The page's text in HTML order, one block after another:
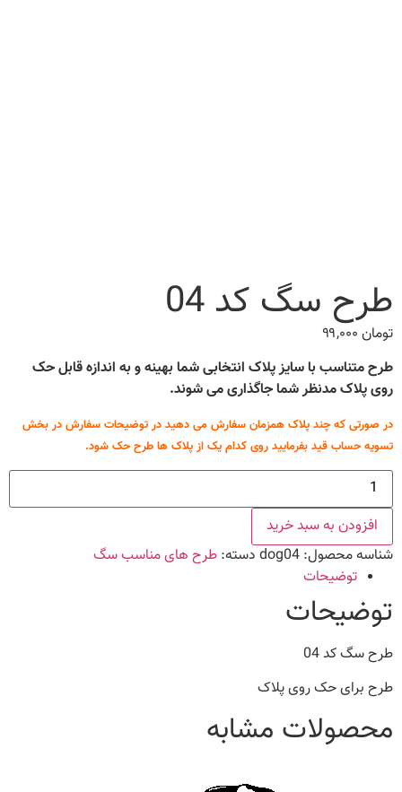
طرح سگ کد 04
تومان
طرح متناسب با سایز پلاک انتخابی شما بهینه و به اندازه قابل حک
روی پلاک مدنظر شما جاگذاری می شوند.
در صورتی که چند پلاک همزمان سفارش می دهید در توضیحات سفارش در بخش
تسویه حساب قید بفرمایید روی کدام یک از پلاک ها طرح حک شود.
طرح
سگ
کد
عددافزودن به سبد خرید
شناسه محصول: dog04 دسته: طرح های مناسب سگ
توضیحات
توضیحات
طرح سگ کد 04
طرح برای حک روی پلاک
محصولات مشابه